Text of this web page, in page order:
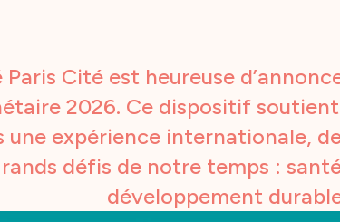
Cité est heureuse
2026. Ce dispositif
expérience internationale,
défis de notre temps :
développement